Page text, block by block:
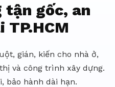
tận gốc, an
gián, kiến cho nhà ở,
và công trình xây dựng.
bảo hành dài hạn.